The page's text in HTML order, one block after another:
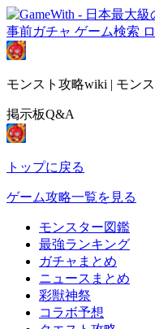
事前ガチャ ゲーム検索
モンスト攻略wiki | モン
掲示板Q&A
トップに戻る
ゲーム攻略一覧を見る
モンスター図鑑
最強ランキング
ガチャまとめ
ニュースまとめ
彩獣神祭
コラボ予想